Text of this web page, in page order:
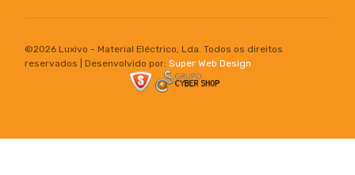
©2026 Luxivo - Material Eléctrico, Lda. Todos os direitos
reservados | Desenvolvido por: Super Web Design